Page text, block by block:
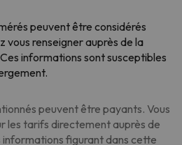
peuvent être considérés
vous renseigner auprès de la
informations sont susceptibles
peuvent être payants. Vous
les tarifs directement auprès de
informations figurant dans cette